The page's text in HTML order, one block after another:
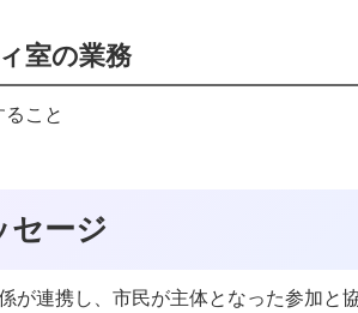
室の業務
こと
セージ
が連携し、市民が主体となった参加と